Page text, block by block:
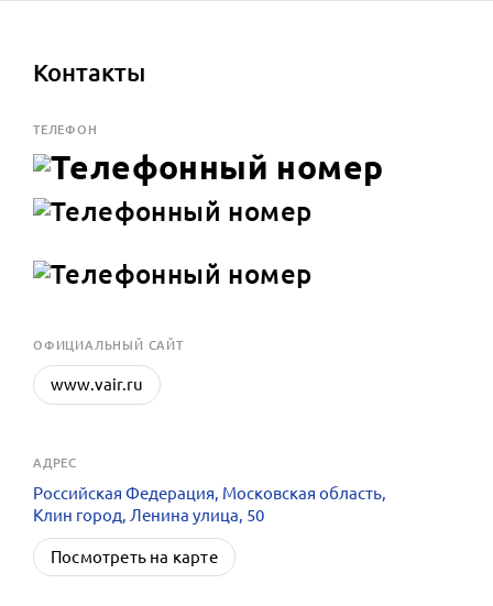
Контакты
ТЕЛЕФОН
OФИЦИАЛЬНЫЙ САЙТ
www.vair.ru
АДРЕС
Российская Федерация, Московская область,
Клин город, Ленина улица, 50
Посмотреть на карте